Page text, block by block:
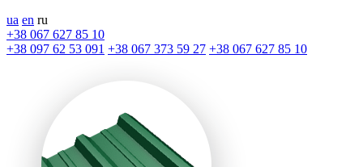
ua en ru
+38 067 627 85 10
+38 097 62 53 091 +38 067 373 59 27 +38 067 627 85 10